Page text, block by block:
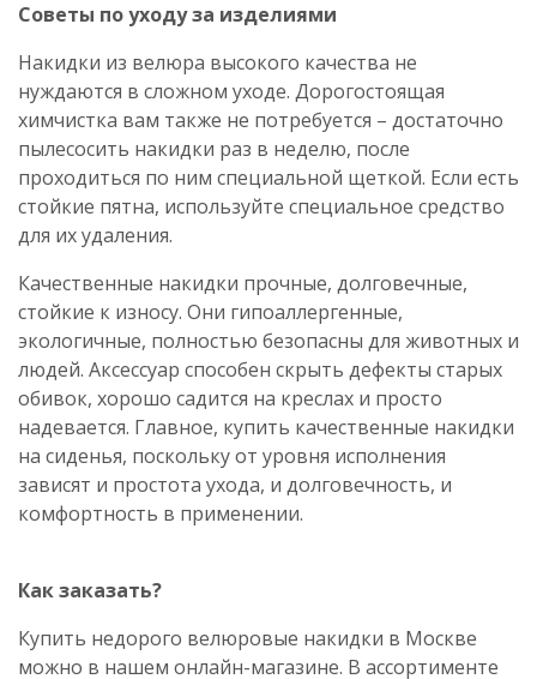
Советы по уходу за изделиями
Накидки из велюра высокого качества не
нуждаются в сложном уходе. Дорогостоящая
химчистка вам также не потребуется – достаточно
пылесосить накидки раз в неделю, после
проходиться по ним специальной щеткой. Если есть
стойкие пятна, используйте специальное средство
для их удаления.
Качественные накидки прочные, долговечные,
стойкие к износу. Они гипоаллергенные,
экологичные, полностью безопасны для животных и
людей. Аксессуар способен скрыть дефекты старых
обивок, хорошо садится на креслах и просто
надевается. Главное, купить качественные накидки
на сиденья, поскольку от уровня исполнения
зависят и простота ухода, и долговечность, и
комфортность в применении.
Как заказать?
Купить недорого велюровые накидки в Москве
можно в нашем онлайн-магазине. В ассортименте